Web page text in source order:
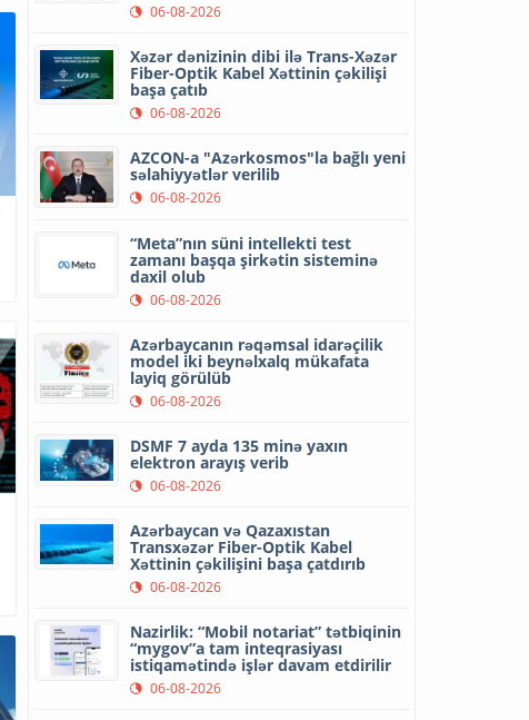
06-08-2026
Xəzər dənizinin dibi ilə Trans-Xəzər
Fiber-Optik Kabel Xəttinin çəkilişi
başa çatıb
06-08-2026
AZCON-a "Azərkosmos"la bağlı yeni
səlahiyyətlər verilib
06-08-2026
“Meta”nın süni intellekti test
zamanı başqa şirkətin sisteminə
daxil olub
06-08-2026
Azərbaycanın rəqəmsal idarəçilik
model iki beynəlxalq mükafata
layiq görülüb
06-08-2026
DSMF 7 ayda 135 minə yaxın
elektron arayış verib
06-08-2026
Azərbaycan və Qazaxıstan
Transxəzər Fiber-Optik Kabel
Xəttinin çəkilişini başa çatdırıb
06-08-2026
Nazirlik: “Mobil notariat” tətbiqinin
“mygov”a tam inteqrasiyası
istiqamətində işlər davam etdirilir
06-08-2026